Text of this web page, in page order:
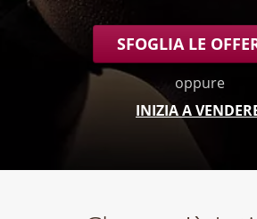
SFOGLIA LE
oppure
INIZIA A